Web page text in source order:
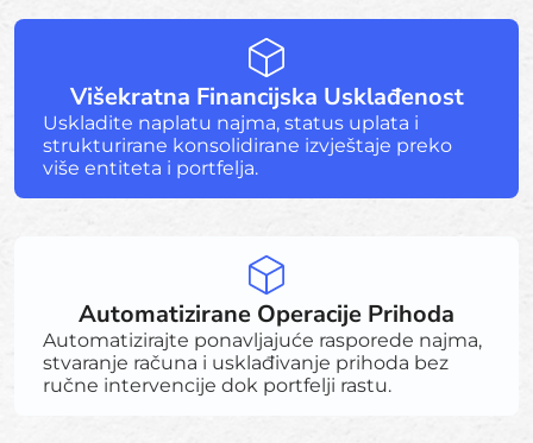
Višekratna Financijska Usklađenost
Uskladite naplatu najma, status uplata i
strukturirane konsolidirane izvještaje preko
više entiteta i portfelja.
Automatizirane Operacije Prihoda
Automatizirajte ponavljajuće rasporede najma,
stvaranje računa i usklađivanje prihoda bez
ručne intervencije dok portfelji rastu.